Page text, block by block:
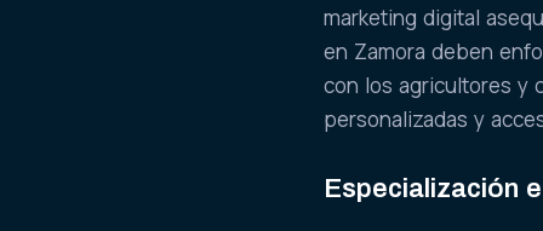
marketing digital
en Zamora deben
con los agricultores y
personalizadas y
Especialización